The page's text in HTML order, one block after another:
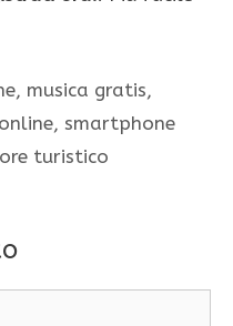
, musica gratis,
, smartphone
turistico